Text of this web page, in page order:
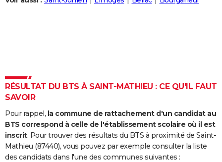
Carte de Noël
Carte Bonne année
Carte Saint-Valentin
Carte Pâques
Carte d'anniversaire
Dictionnaire
Biographies
Citations
Expressions
Proverbes
PROGRAMME TV
COPAINS D'AVANT
S'inscrire
Se connecter
Lycées
Collèges
Primaires
Universités
Entreprises
Service militaire
Avis de recherche
AVIS DE DÉCÈS
RÉSULTAT DU BTS À SAINT-MATHIEU : CE QU'IL FAUT
SAVOIR
Pour rappel, la commune de rattachement d'un candidat au
BTS correspond à celle de l'établissement scolaire où il est
inscrit. Pour trouver des résultats du BTS à proximité de Saint-
Mathieu (87440), vous pouvez par exemple consulter la liste
des candidats dans l'une des communes suivantes :